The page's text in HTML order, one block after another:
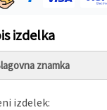
izdelka
znamka
izdelek: